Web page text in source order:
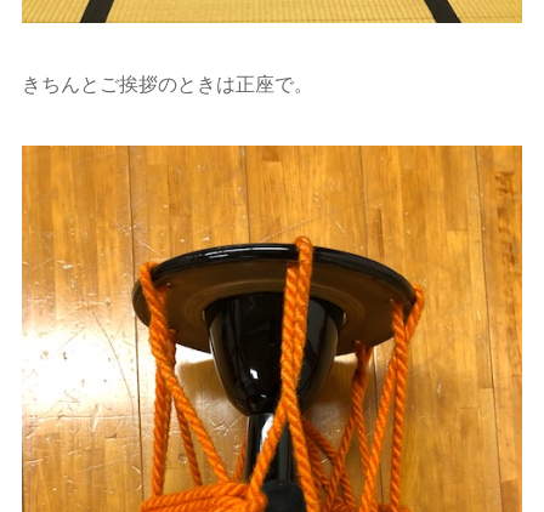
きちんとご挨拶のときは正座で。